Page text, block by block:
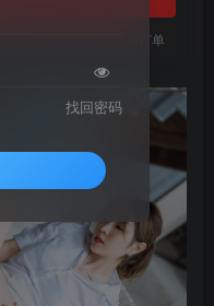
陆后购买，可保存购买订单
找回密码